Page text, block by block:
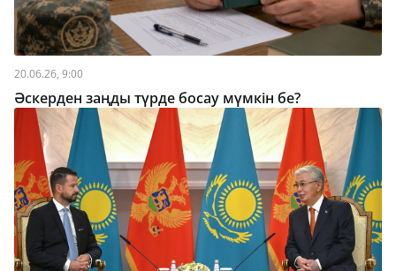
20.06.26, 9:00
Әскерден заңды түрде босау мүмкін бе?